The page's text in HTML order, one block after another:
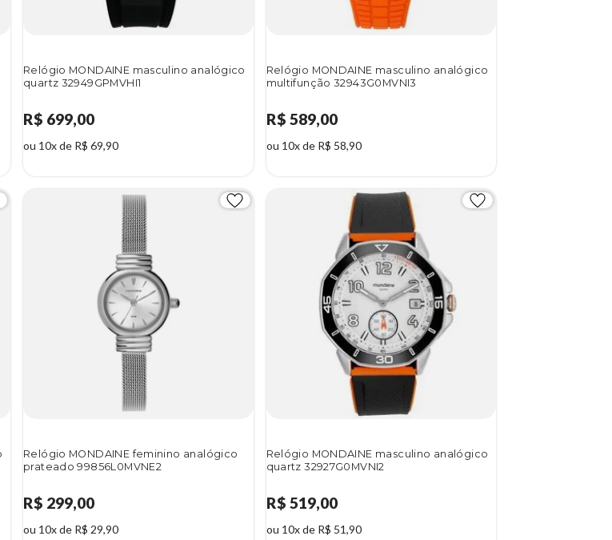
Relógio MONDAINE masculino analógico
quartz 32949GPMVHI1
R$ 699,00
ou 10x de R$ 69,90
Relógio MONDAINE masculino analógico
multifunção 32943G0MVNI3
R$ 589,00
ou 10x de R$ 58,90
Relógio MONDAINE feminino analógico
prateado 99856L0MVNE2
R$ 299,00
ou 10x de R$ 29,90
Relógio MONDAINE masculino analógico
quartz 32927G0MVNI2
R$ 519,00
ou 10x de R$ 51,90